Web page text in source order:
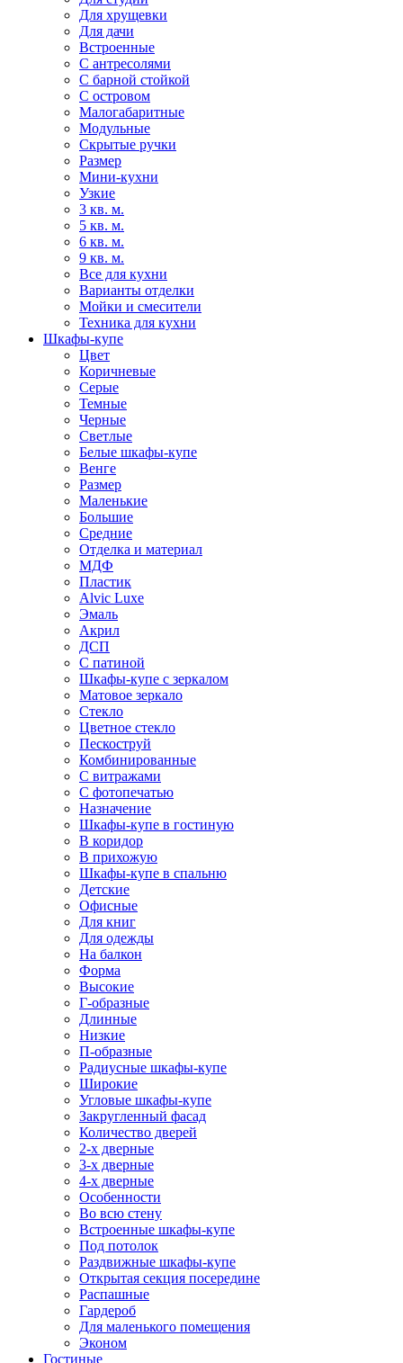
Для хрущевки
Для дачи
Встроенные
С антресолями
С барной стойкой
С островом
Малогабаритные
Модульные
Скрытые ручки
Размер
Мини-кухни
Узкие
3 кв. м.
5 кв. м.
6 кв. м.
9 кв. м.
Все для кухни
Варианты отделки
Мойки и смесители
Техника для кухни
Шкафы-купе
Цвет
Коричневые
Серые
Темные
Черные
Светлые
Белые шкафы-купе
Венге
Размер
Маленькие
Большие
Средние
Отделка и материал
МДФ
Пластик
Alvic Luxe
Эмаль
Акрил
ДСП
С патиной
Шкафы-купе с зеркалом
Матовое зеркало
Стекло
Цветное стекло
Пескоструй
Комбинированные
С витражами
С фотопечатью
Назначение
Шкафы-купе в гостиную
В коридор
В прихожую
Шкафы-купе в спальню
Детские
Офисные
Для книг
Для одежды
На балкон
Форма
Высокие
Г-образные
Длинные
Низкие
П-образные
Радиусные шкафы-купе
Широкие
Угловые шкафы-купе
Закругленный фасад
Количество дверей
2-х дверные
3-х дверные
4-х дверные
Особенности
Во всю стену
Встроенные шкафы-купе
Под потолок
Раздвижные шкафы-купе
Открытая секция посередине
Распашные
Гардероб
Для маленького помещения
Эконом
Гостиные